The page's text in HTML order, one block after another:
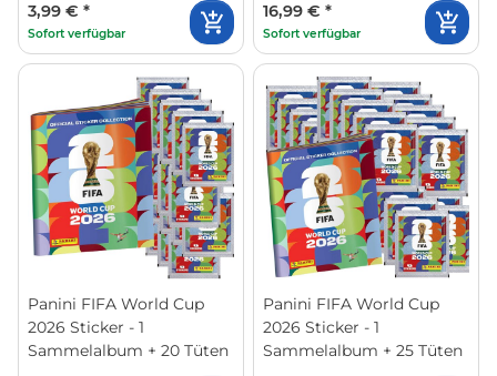
3,99 € *
Sofort verfügbar
16,99 € *
Sofort verfügbar
Panini FIFA World Cup
2026 Sticker - 1
Sammelalbum + 20 Tüten
Panini FIFA World Cup
2026 Sticker - 1
Sammelalbum + 25 Tüten